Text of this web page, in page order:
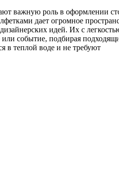
важную роль в оформлении
дает огромное
идей. Их с
событие, подбирая
в теплой воде и не требуют